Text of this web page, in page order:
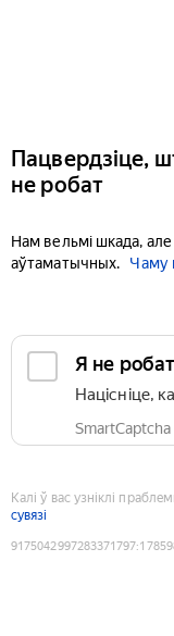
Пацвердзіце,
не робат
Нам вельмі шкада,
аўтаматычных.
Чаму
Я не робат
Націсніце,
SmartCaptcha
Калі ў вас узніклі
сувязі
9175042997283371797: